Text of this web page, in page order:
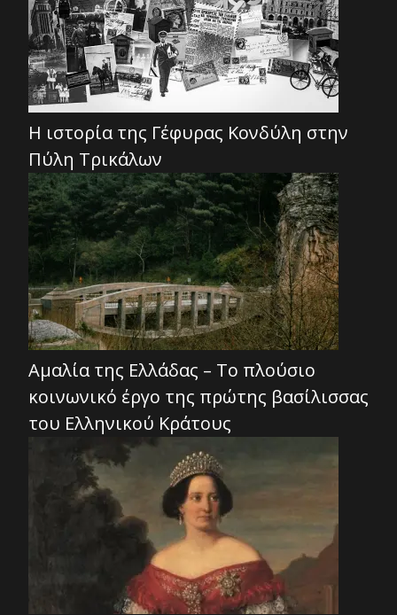
Η ιστορία της Γέφυρας Κονδύλη στην
Πύλη Τρικάλων
Αμαλία της Ελλάδας – Το πλούσιο
κοινωνικό έργο της πρώτης βασίλισσας
του Ελληνικού Κράτους